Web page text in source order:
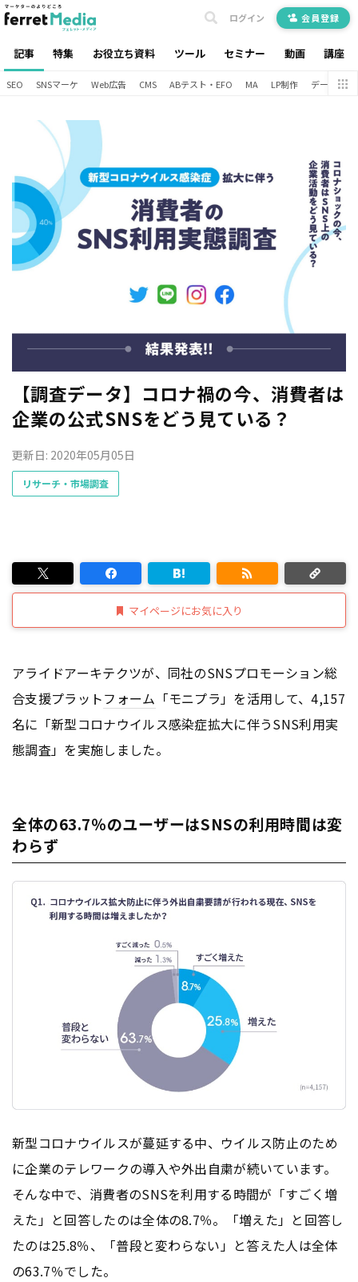
記事 特集 お役立ち資料 ツール セミナー 動画 講座
ログイン 会員登録
SEO SNSマーケ Web広告 CMS ABテスト・EFO MA LP制作 データ分析
【調査データ】コロナ禍の今、消費者は
企業の公式SNSをどう見ている？
更新日: 2020年05月05日
リサーチ・市場調査
マイページにお気に入り
アライドアーキテクツが、同社のSNSプロモーション総
合支援プラットフォーム 「モニプラ」を活用して、4,157
名に「新型コロナウイルス感染症拡大に伴うSNS利用実
態調査」を実施しました。
全体の63.7％のユーザーはSNSの利用時間は変
わらず
新型コロナウイルスが蔓延する中、ウイルス防止のため
に企業のテレワークの導入や外出自粛が続いています。
そんな中で、消費者のSNSを利用する時間が「すごく増
えた」と回答したのは全体の8.7％。「増えた」と回答し
たのは25.8％、「普段と変わらない」と答えた人は全体
の63.7％でした。